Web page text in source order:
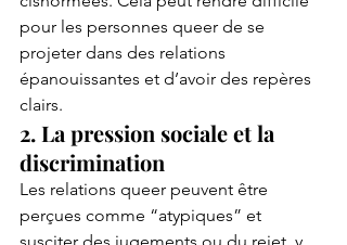
pour les personnes queer de se
projeter dans des relations
épanouissantes et d’avoir des repères
clairs.
2. La pression sociale et la
discrimination
Les relations queer peuvent être
perçues comme “atypiques” et